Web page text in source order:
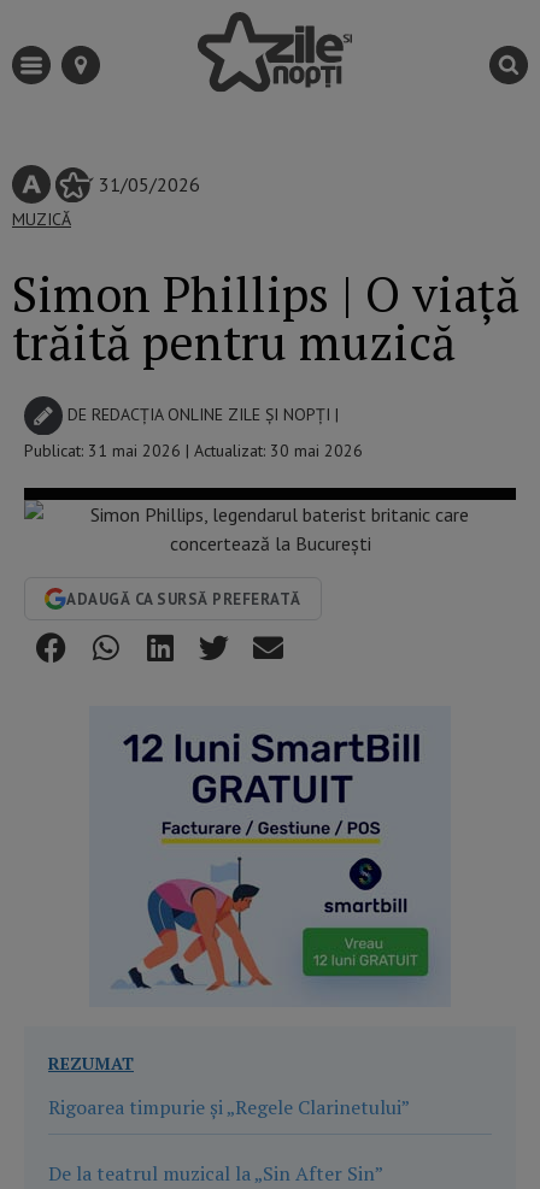
31/05/2026
MUZICĂ
Simon Phillips | O viață
trăită pentru muzică
DE REDACȚIA ONLINE ZILE ȘI NOPȚI |
Publicat: 31 mai 2026 | Actualizat: 30 mai 2026
ADAUGĂ CA SURSĂ PREFERATĂ
REZUMAT
Rigoarea timpurie și „Regele Clarinetului”
De la teatrul muzical la „Sin After Sin”